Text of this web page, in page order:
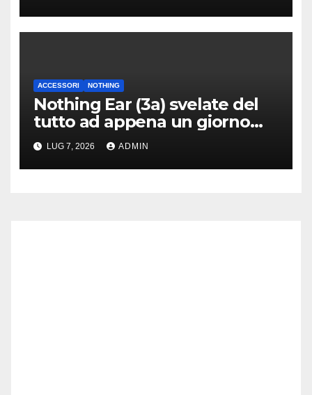
ACCESSORI NOTHING
Nothing Ear (3a) svelate del
tutto ad appena un giorno
dal lancio
LUG 7, 2026 ADMIN